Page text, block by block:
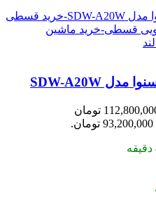
قیمت اصلی: 112,800,000 تومان